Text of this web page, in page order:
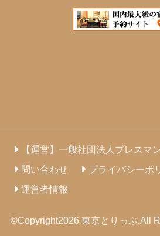
【運営】一般社団法人プレスマ
問い合わせ
プライバシーポ
運営者情報
©Copyright2026 東京とりっぷ.All